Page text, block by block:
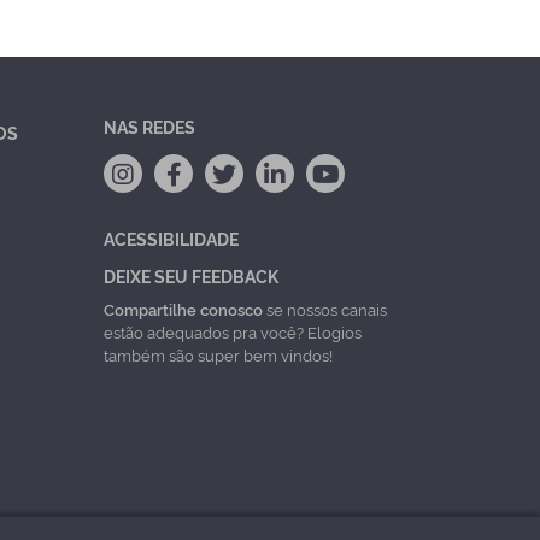
NAS REDES
ACESSIBILIDADE
DEIXE SEU FEEDBACK
Compartilhe conoscose nossos canais
estão adequados pra você? Elogios
também são super bem vindos!